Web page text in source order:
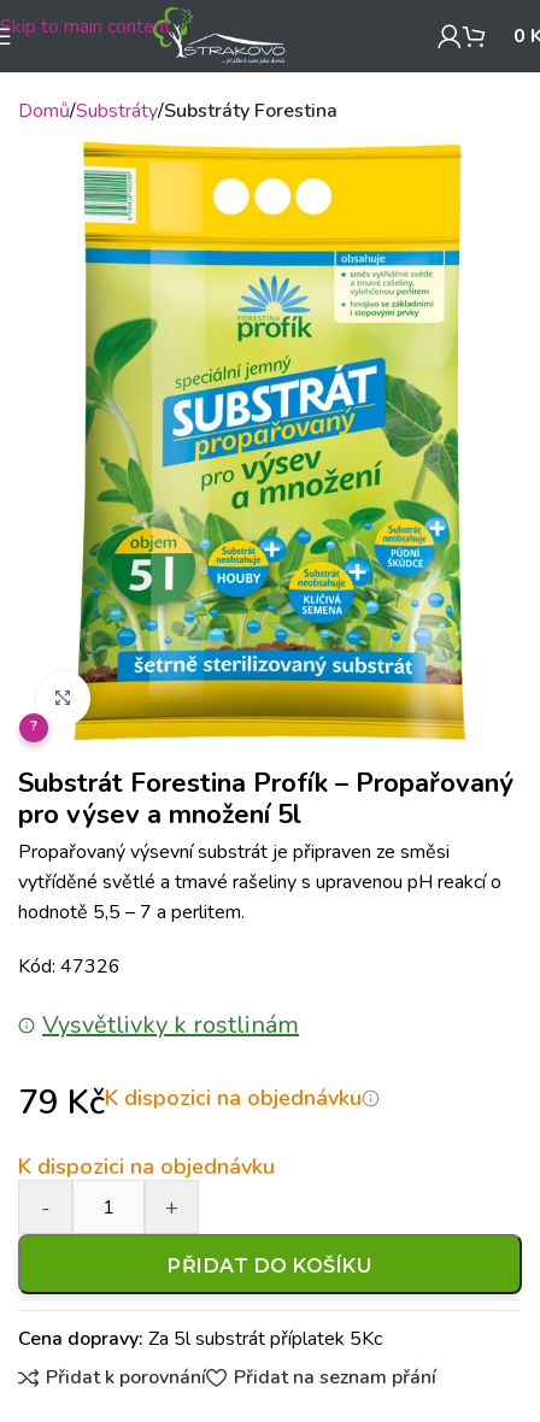
Skip to main content 0
Domů Substráty Substráty Forestina
Klikněte pro zvětšení
?
Substrát Forestina Profík – Propařovaný
pro výsev a množení 5l
Propařovaný výsevní substrát je připraven ze směsi
vytříděné světlé a tmavé rašeliny s upravenou pH reakcí o
hodnotě 5,5 – 7 a perlitem.
Kód: 47326
Vysvětlivky k rostlinám
79 KčK dispozici na objednávku
K dispozici na objednávku
PŘIDAT DO KOŠÍKU
Cena dopravy: Za 5l substrát příplatek 5Kc
Přidat k porovnání
Přidat na seznam přání